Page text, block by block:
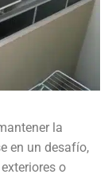
la
en un desafío,
o